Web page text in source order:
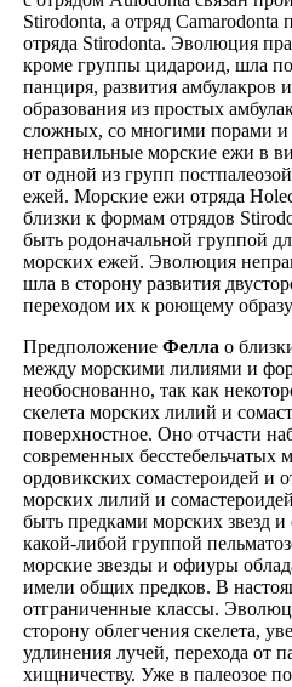
Stirodonta, а отряд Camarodonta
отряда Stirodonta. Эволюция
кроме группы цидароид, шла
панциря, развития амбулакров
образования из простых
сложных, со многими порами и
неправильные морские ежи в
от одной из групп
ежей. Морские ежи отряда
близки к формам отрядов
быть родоначальной группой
морских ежей. Эволюция
шла в сторону развития
переходом их к роющему
Предположение Фелла о
между морскими лилиями и
необоснованно, так как
скелета морских лилий и
поверхностное. Оно отчасти
современных бесстебельчатых
ордовикских сомастероидей и
морских лилий и
быть предками морских звезд и
какой-либой группой
морские звезды и офиуры
имели общих предков. В
отграниченные классы.
сторону облегчения скелета,
удлинения лучей, перехода от
хищничеству. Уже в палеозое